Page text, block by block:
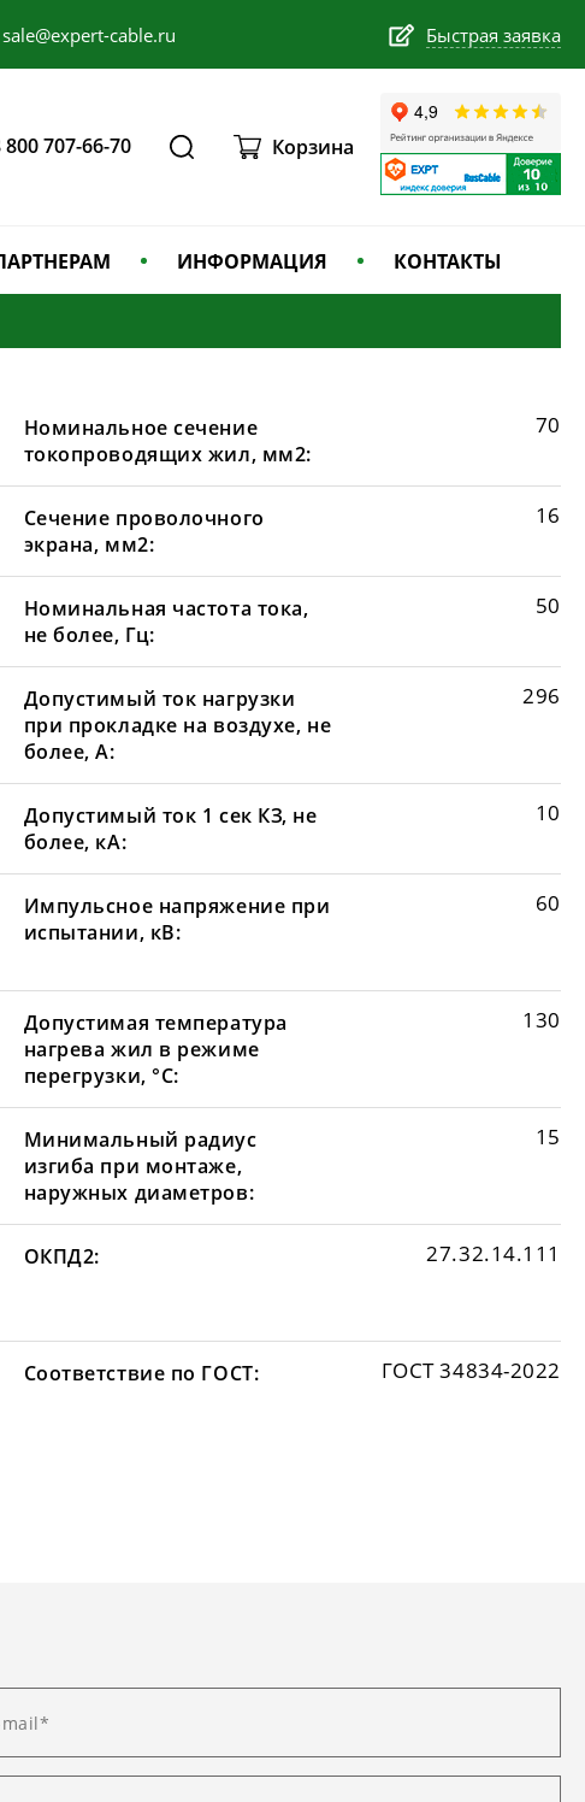
sale@expert-cable.ru Быстрая заявка
800 707-66-70 Корзина
ИНФОРМАЦИЯ КОНТАКТЫ
Номинальное сечение
токопроводящих жил, мм2:
70
Сечение проволочного
экрана, мм2:
16
Номинальная частота тока,
не более, Гц:
50
Допустимый ток нагрузки
при прокладке на воздухе, не
более, А:
296
Допустимый ток 1 сек КЗ, не
более, кА:
10
Импульсное напряжение при
испытании, кВ:
60
Допустимая температура
нагрева жил в режиме
перегрузки, °С:
130
Минимальный радиус
изгиба при монтаже,
наружных диаметров:
15
ОКПД2: 27.32.14.111
Соответствие по ГОСТ: ГОСТ 34834-2022